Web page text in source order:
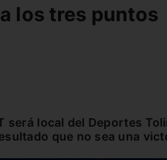
los tres puntos
será local del Deportes
que no sea una